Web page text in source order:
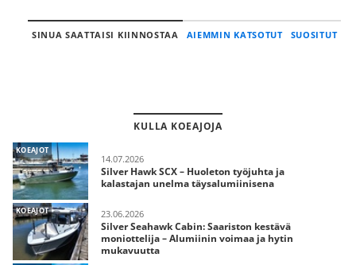
SINUA SAATTAISI KIINNOSTAA AIEMMIN KATSOTUT SUOSITUT
KULLA KOEAJOJA
KOEAJOT
14.07.2026
Silver Hawk SCX – Huoleton työjuhta ja
kalastajan unelma täysalumiinisena
KOEAJOT 23.06.2026
Silver Seahawk Cabin: Saariston kestävä
moniottelija – Alumiinin voimaa ja hytin
mukavuutta